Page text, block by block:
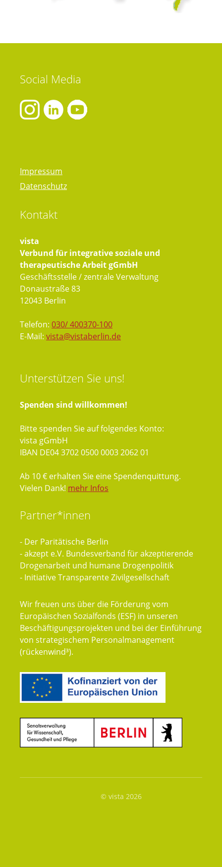
Social Media
Impressum
Datenschutz
Kontakt
vista
Verbund für integrative soziale und
therapeutische Arbeit gGmbH
Geschäftsstelle / zentrale Verwaltung
Donaustraße 83
12043 Berlin
Telefon: 030/ 400370-100
E-Mail: vista@vistaberlin.de
Unterstützen Sie uns!
Spenden sind willkommen!
Bitte spenden Sie auf folgendes Konto:
vista gGmbH
IBAN DE04 3702 0500 0003 2062 01
Ab 10 € erhalten Sie eine Spendenquittung.
Vielen Dank! mehr Infos
Partner*innen
- Der Paritätische Berlin
- akzept e.V. Bundesverband für akzeptierende
Drogenarbeit und humane Drogenpolitik
- Initiative Transparente Zivilgesellschaft
Wir freuen uns über die Förderung vom
Europäischen Sozialfonds (ESF) in unseren
Beschäftigungsprojekten und bei der Einführung
von strategischem Personalmanagement
(rückenwind³).
© vista 2026